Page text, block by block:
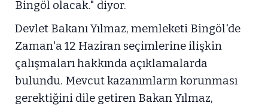
Bingöl olacak." diyor.
Devlet Bakanı Yılmaz, memleketi Bingöl'de
Zaman'a 12 Haziran seçimlerine ilişkin
çalışmaları hakkında açıklamalarda
bulundu. Mevcut kazanımların korunması
gerektiğini dile getiren Bakan Yılmaz,